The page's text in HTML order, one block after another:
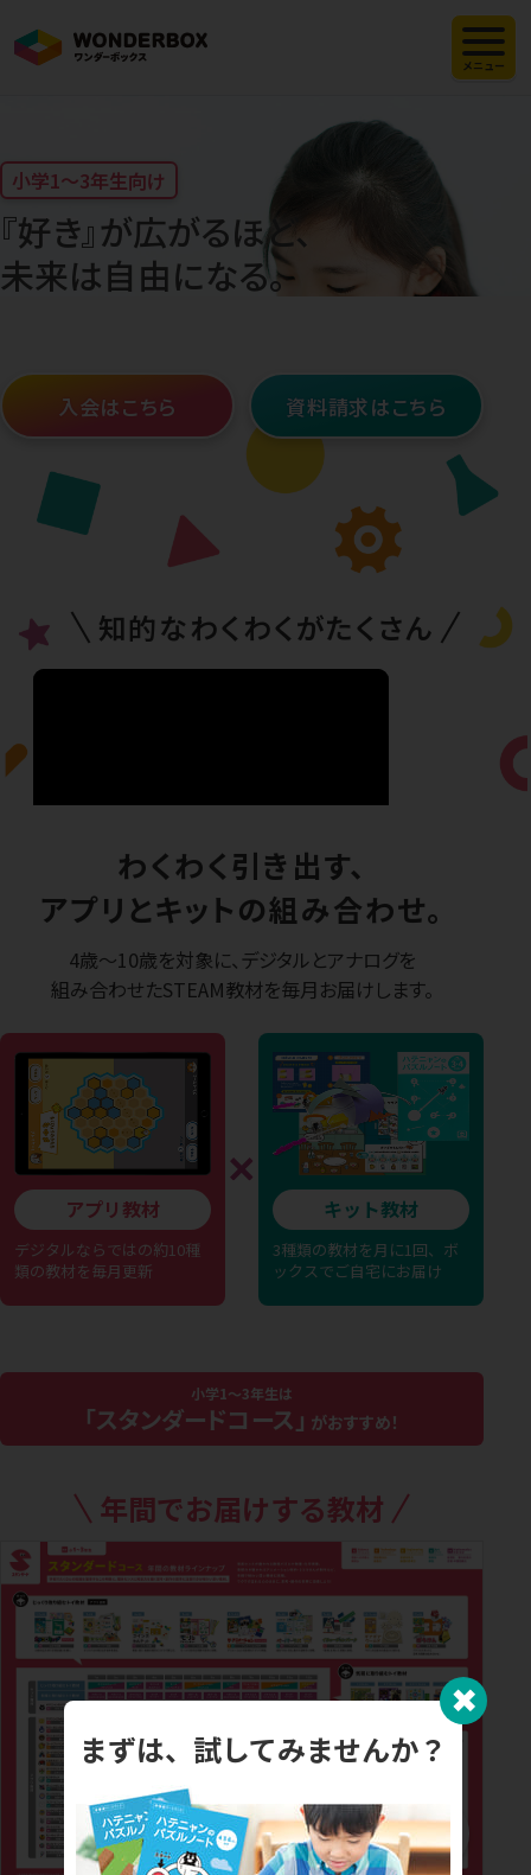
メニュー
小学1〜3年生向け
『好き』が広がるほど、
未来は自由になる。
入会はこちら 資料請求はこちら
知的なわくわくがたくさん
わくわく引き出す、
アプリとキットの組み合わせ。
4歳〜10歳を対象に、デジタルとアナログを
組み合わせたSTEAM教材を毎月お届けします。
アプリ教材
デジタルならではの約10種
類の教材を毎月更新
キット教材
3種類の教材を月に1回、 ボ
ックスでご自宅にお届け
小学1〜3年生は
「スタンダードコース」 がおすすめ！
年間でお届けする教材
✖︎
まずは、試してみませんか？